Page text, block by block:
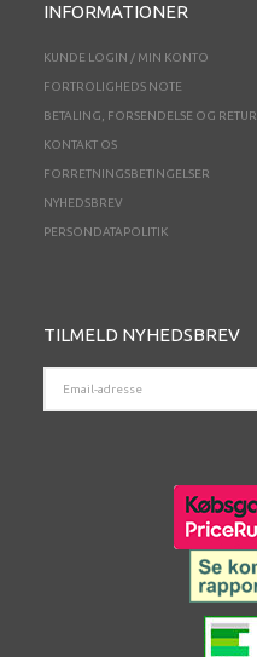
INFORMATIONER
KUNDE LOGIN / MIN KONTO
FORTROLIGHEDS NOTE
BETALING, FORSENDELSE OG RETUR
KONTAKT OS
FORRETNINGSBETINGELSER
NYHEDSBREV
PERSONDATAPOLITIK
TILMELD NYHEDSBREV
ADRESSE